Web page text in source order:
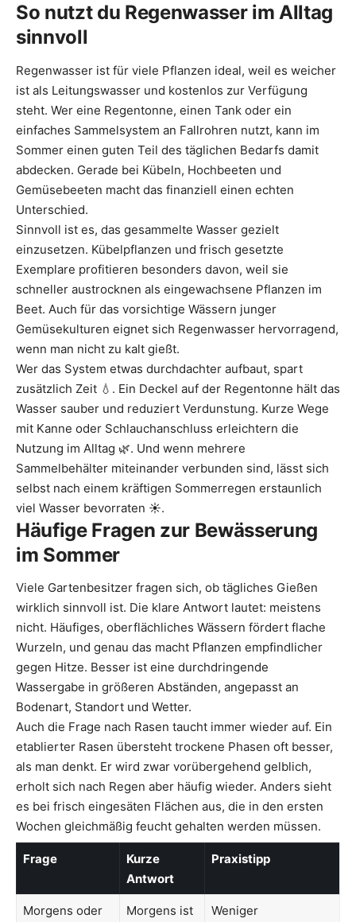
So nutzt du Regenwasser im Alltag
sinnvoll
Regenwasser ist für viele Pflanzen ideal, weil es weicher
ist als Leitungswasser und kostenlos zur Verfügung
steht. Wer eine Regentonne, einen Tank oder ein
einfaches Sammelsystem an Fallrohren nutzt, kann im
Sommer einen guten Teil des täglichen Bedarfs damit
abdecken. Gerade bei Kübeln, Hochbeeten und
Gemüsebeeten macht das finanziell einen echten
Unterschied.
Sinnvoll ist es, das gesammelte Wasser gezielt
einzusetzen. Kübelpflanzen und frisch gesetzte
Exemplare profitieren besonders davon, weil sie
schneller austrocknen als eingewachsene Pflanzen im
Beet. Auch für das vorsichtige Wässern junger
Gemüsekulturen eignet sich Regenwasser hervorragend,
wenn man nicht zu kalt gießt.
Wer das System etwas durchdachter aufbaut, spart
zusätzlich Zeit 💧. Ein Deckel auf der Regentonne hält das
Wasser sauber und reduziert Verdunstung. Kurze Wege
mit Kanne oder Schlauchanschluss erleichtern die
Nutzung im Alltag 🌿. Und wenn mehrere
Sammelbehälter miteinander verbunden sind, lässt sich
selbst nach einem kräftigen Sommerregen erstaunlich
viel Wasser bevorraten ☀️.
Häufige Fragen zur Bewässerung
im Sommer
Viele Gartenbesitzer fragen sich, ob tägliches Gießen
wirklich sinnvoll ist. Die klare Antwort lautet: meistens
nicht. Häufiges, oberflächliches Wässern fördert flache
Wurzeln, und genau das macht Pflanzen empfindlicher
gegen Hitze. Besser ist eine durchdringende
Wassergabe in größeren Abständen, angepasst an
Bodenart, Standort und Wetter.
Auch die Frage nach Rasen taucht immer wieder auf. Ein
etablierter Rasen übersteht trockene Phasen oft besser,
als man denkt. Er wird zwar vorübergehend gelblich,
erholt sich nach Regen aber häufig wieder. Anders sieht
es bei frisch eingesäten Flächen aus, die in den ersten
Wochen gleichmäßig feucht gehalten werden müssen.
Frage
Kurze
Antwort
Praxistipp
Morgens oder
Morgens ist
Weniger